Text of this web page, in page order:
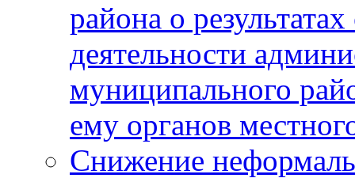
района о
деятельности
муниципального
ему органов
Снижение